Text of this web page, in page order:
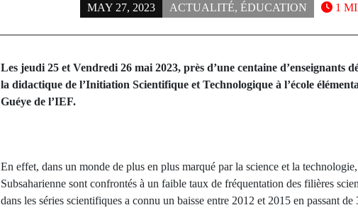
MAY 27, 2023 ACTUALITÉ, ÉDUCATION 1
Les jeudi 25 et Vendredi 26 mai 2023, près d’une centaine d’enseignants
la didactique de l’Initiation Scientifique et Technologique à l’école
Guéye de l’IEF.
En effet, dans un monde de plus en plus marqué par la science et la
Subsaharienne sont confrontés à un faible taux de fréquentation des filières
dans les séries scientifiques a connu un baisse entre 2012 et 2015 en passant